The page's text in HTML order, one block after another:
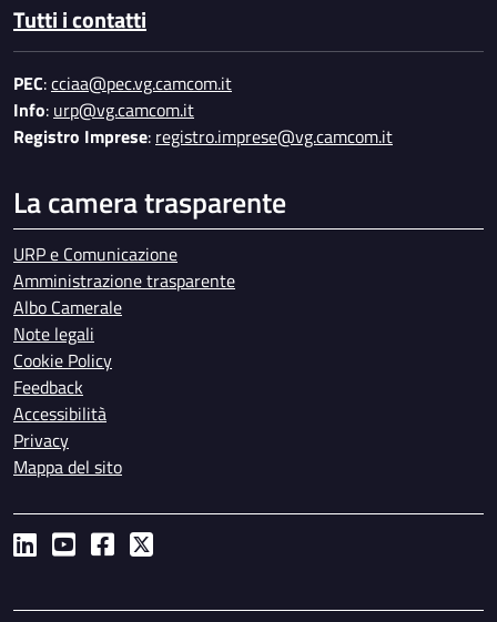
Tutti i contatti
PEC:cciaa@pec.vg.camcom.it
Info: urp@vg.camcom.it
Registro Imprese: registro.imprese@vg.camcom.it
La camera trasparente
URP e Comunicazione
Amministrazione trasparente
Albo Camerale
Note legali
Cookie Policy
Feedback
Accessibilità
Privacy
Mappa del sito